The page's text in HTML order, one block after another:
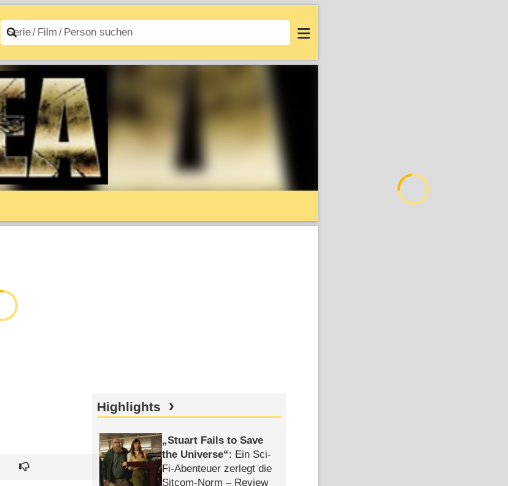
Filme A–Z Login
Highlights
Stuart Fails to Save
the Universe : Ein Sci-
Fi-Abenteuer zerlegt die
Sitcom-Norm – Review